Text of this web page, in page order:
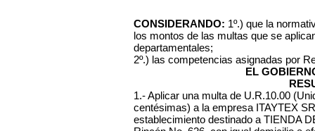
CONSIDERANDO: 1º.) que la
los montos de las multas que se
departamentales;
2º.) las competencias asignadas por
EL
1.- Aplicar una multa de U.R.10.00
centésimas) a la empresa ITAYTEX
establecimiento destinado a TIENDA